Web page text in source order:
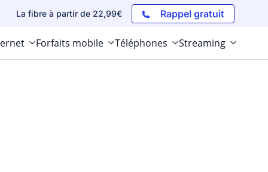
La fibre à partir de 22,99€ Rappel gratuit
Forfaits mobile Téléphones Streaming